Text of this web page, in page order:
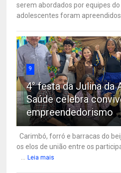
serem abordados por equipes do
adolescentes foram apreendidos
9
4° festa da Julina da
Saúde celebra
empreendedorismo
Carimbó, forró e barracas do
os elos de união entre os
Leia mais